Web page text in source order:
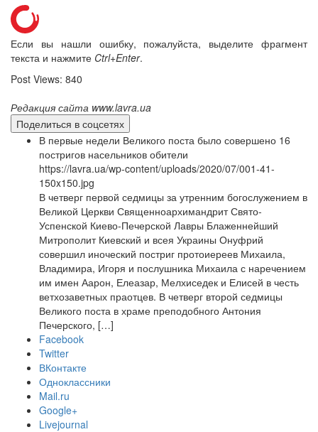
Если вы нашли ошибку, пожалуйста, выделите фрагмент
текста и нажмите Ctrl+Enter.
Post Views: 840
Редакция сайта www.lavra.ua
Поделиться в соцсетях
В первые недели Великого поста было совершено 16
постригов насельников обители
https://lavra.ua/wp-content/uploads/2020/07/001-41-
150x150.jpg
В четверг первой седмицы за утренним богослужением в
Великой Церкви Священноархимандрит Свято-
Успенской Киево-Печерской Лавры Блаженнейший
Митрополит Киевский и всея Украины Онуфрий
совершил иноческий постриг протоиереев Михаила,
Владимира, Игоря и послушника Михаила с наречением
им имен Аарон, Елеазар, Мелхиседек и Елисей в честь
ветхозаветных праотцев. В четверг второй седмицы
Великого поста в храме преподобного Антония
Печерского, […]
Facebook
Twitter
ВКонтакте
Одноклассники
Mail.ru
Google+
Livejournal